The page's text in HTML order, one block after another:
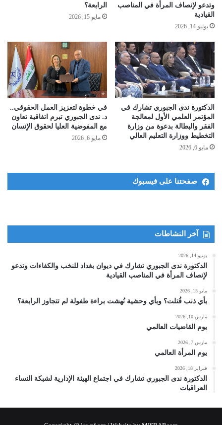
وتدعو لإنصاف المرأة في المناصب
القيادية
يونيو 14, 2026
الرابعة؟
مايو 15, 2026
الدكتورة ندى الجبوري تشارك في
المؤتمر العلمي الأول لمعالجة
الفقر والبطالة بدعوة من وزارة
التخطيط ووزارة التعليم العالي ​
مايو 6, 2026
في خطوة لتعزيز العمل الحقوقي..
د. ندى الجبوري تبرم اتفاقية تعاون
مع المفوضية العليا لحقوق الإنسان
مايو 6, 2026
صفحتنا على فيسبوك
آخر النشاطات
يونيو 14, 2026
الدكتورة ندى الجبوري تشارك في ديوان بغداد للنخب والكفاءات وتدعو
لإنصاف المرأة في المناصب القيادية
مايو 15, 2026
بأي ذنب قُتلت؟ وبأي وحشية نُهشت براءة طفولة لم تتجاوز الرابعة؟
مارس 10, 2026
يوم القاضيات العالمي
مارس 7, 2026
يوم المرأة العالمي
فبراير 18, 2026
الدكتورة ندى الجبوري تشارك في اجتماع الهيئة الإدارية لشبكة النساء
العراقيات